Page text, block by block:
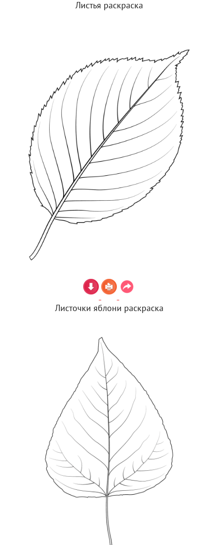
Листья раскраска
Листочки яблони раскраска